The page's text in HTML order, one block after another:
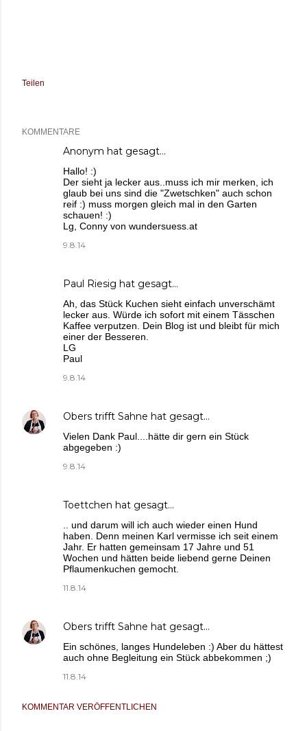
Teilen
KOMMENTARE
Anonym hat gesagt…
Hallo! :)
Der sieht ja lecker aus..muss ich mir merken, ich
glaub bei uns sind die "Zwetschken" auch schon
reif :) muss morgen gleich mal in den Garten
schauen! :)
Lg, Conny von wundersuess.at
9.8.14
Paul Riesig hat gesagt…
Ah, das Stück Kuchen sieht einfach unverschämt
lecker aus. Würde ich sofort mit einem Tässchen
Kaffee verputzen. Dein Blog ist und bleibt für mich
einer der Besseren.
LG
Paul
9.8.14
Obers trifft Sahne hat gesagt…
Vielen Dank Paul....hätte dir gern ein Stück
abgegeben :)
9.8.14
Toettchen hat gesagt…
.. und darum will ich auch wieder einen Hund
haben. Denn meinen Karl vermisse ich seit einem
Jahr. Er hatten gemeinsam 17 Jahre und 51
Wochen und hätten beide liebend gerne Deinen
Pflaumenkuchen gemocht.
11.8.14
Obers trifft Sahne hat gesagt…
Ein schönes, langes Hundeleben :) Aber du hättest
auch ohne Begleitung ein Stück abbekommen ;)
11.8.14
KOMMENTAR VERÖFFENTLICHEN